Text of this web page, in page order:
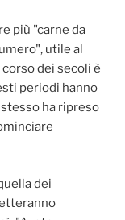
più "carne da
utile al
dei secoli è
periodi hanno
ha ripreso
dei